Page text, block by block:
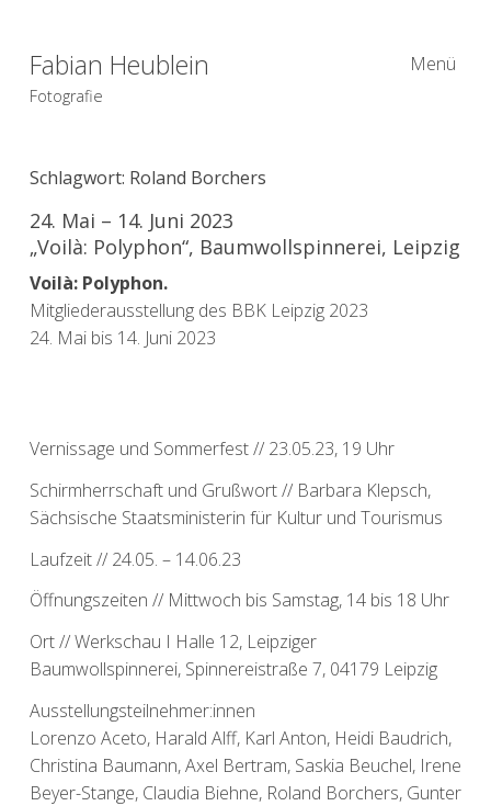
Fabian Heublein
Fotografie
Menü
Schlagwort: Roland Borchers
24. Mai – 14. Juni 2023
„Voilà: Polyphon“, Baumwollspinnerei, Leipzig
Voilà: Polyphon.
Mitgliederausstellung des BBK Leipzig 2023
24. Mai bis 14. Juni 2023
Vernissage und Sommerfest // 23.05.23, 19 Uhr
Schirmherrschaft und Grußwort // Barbara Klepsch,
Sächsische Staatsministerin für Kultur und Tourismus
Laufzeit // 24.05. – 14.06.23
Öffnungszeiten // Mittwoch bis Samstag, 14 bis 18 Uhr
Ort // Werkschau I Halle 12, Leipziger
Baumwollspinnerei, Spinnereistraße 7, 04179 Leipzig
Ausstellungsteilnehmer:innen
Lorenzo Aceto, Harald Alff, Karl Anton, Heidi Baudrich,
Christina Baumann, Axel Bertram, Saskia Beuchel, Irene
Beyer-Stange, Claudia Biehne, Roland Borchers, Gunter